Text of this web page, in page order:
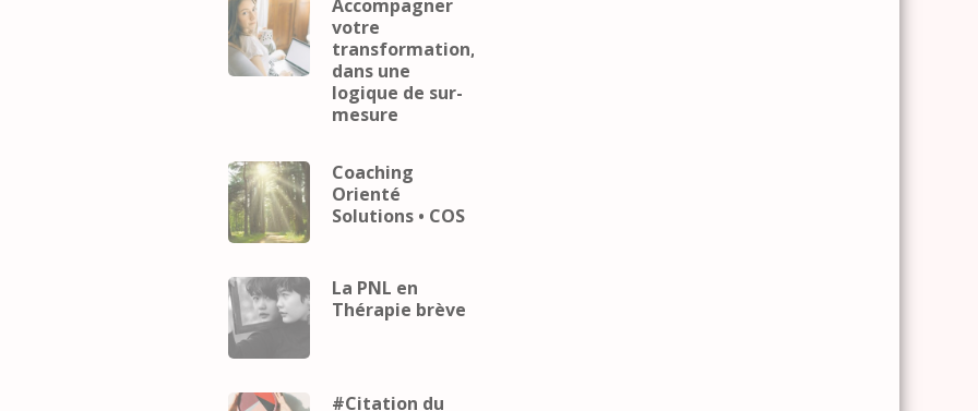
Accompagner
votre
transformation,
dans une
logique de sur-
mesure
Coaching
Orienté
Solutions • COS
La PNL en
Thérapie brève
#Citation du